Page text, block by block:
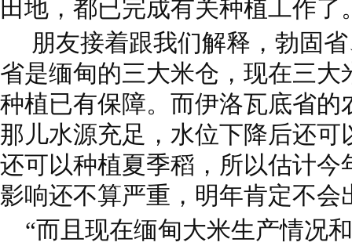
田地，都已完成有关种植工作了
朋友接着跟我们解释，勃固省
省是缅甸的三大米仓，现在三
种植已有保障。而伊洛瓦底省的
那儿水源充足，水位下降后还
还可以种植夏季稻，所以估计今
影响还不算严重，明年肯定不
“而且现在缅甸大米生产情况